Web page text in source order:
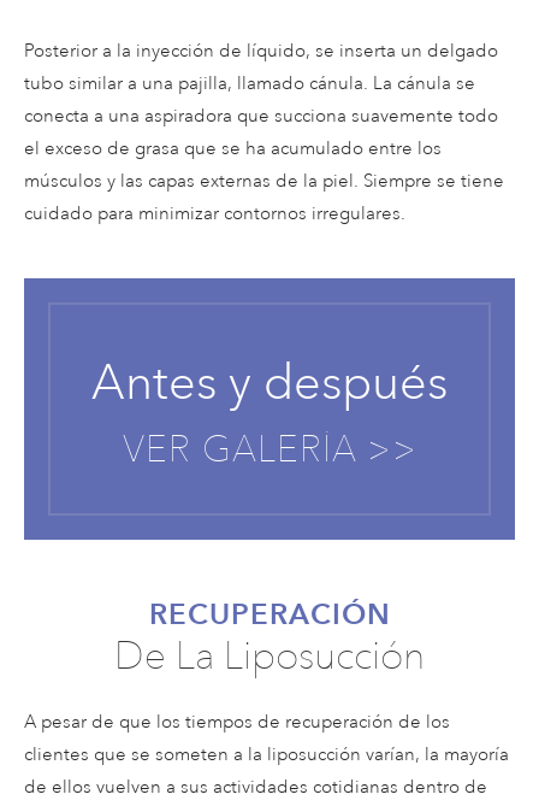
Posterior a la inyección de líquido, se inserta un delgado
tubo similar a una pajilla, llamado cánula. La cánula se
conecta a una aspiradora que succiona suavemente todo
el exceso de grasa que se ha acumulado entre los
músculos y las capas externas de la piel. Siempre se tiene
cuidado para minimizar contornos irregulares.
Antes y después
VER GALERÍA >>
RECUPERACIÓN
De La Liposucción
A pesar de que los tiempos de recuperación de los
clientes que se someten a la liposucción varían, la mayoría
de ellos vuelven a sus actividades cotidianas dentro de